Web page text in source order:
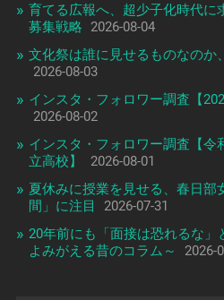
育てる広報へ、超少子化時代に
募集戦略
2026-08-04
文化祭は誰に見せるものなのか
2026-08-03
インスタ・フォロワー調査【
2026-08-02
インスタ・フォロワー調査【
立高校】
2026-08-01
夏休みに授業を見せる、春日部
間」に注目
2026-07-31
20年前にも「面接は恐れるな
よみがえる昔のコラム～
2026-